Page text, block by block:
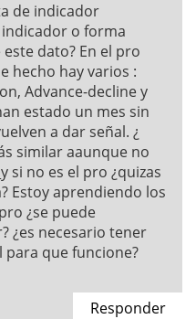
de indicador
o forma
dato? En el pro
hecho hay varios :
Advance-decline y
estado un mes sin
a dar señal. ¿
similar aaunque no
si no es el pro ¿quizas
Estoy aprendiendo los
¿se puede
¿es necesario tener
que funcione?
Responder